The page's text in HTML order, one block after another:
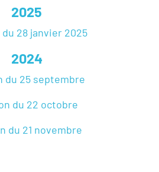
2025
28 janvier 2025
2024
du 25 septembre
du 22 octobre
du 21 novembre